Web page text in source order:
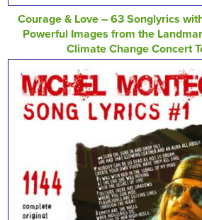
Courage & Love – 63 Songlyrics
Powerful Images from the
Climate Change Concert